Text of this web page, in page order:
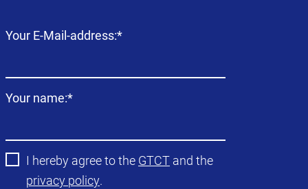
Champ
Your E-Mail-address:*
Champ
Your name:*
I hereby agree to the GTCT and the
privacy policy.